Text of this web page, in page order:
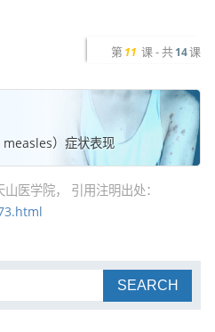
第 11 课 - 共 14课
）症状表现
医学院， 引用注明出处：
SEARCH